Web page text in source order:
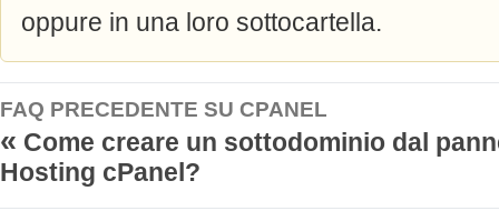
oppure in una loro sottocartella.
FAQ PRECEDENTE SU CPANEL
« Come creare un sottodominio dal
Hosting cPanel?